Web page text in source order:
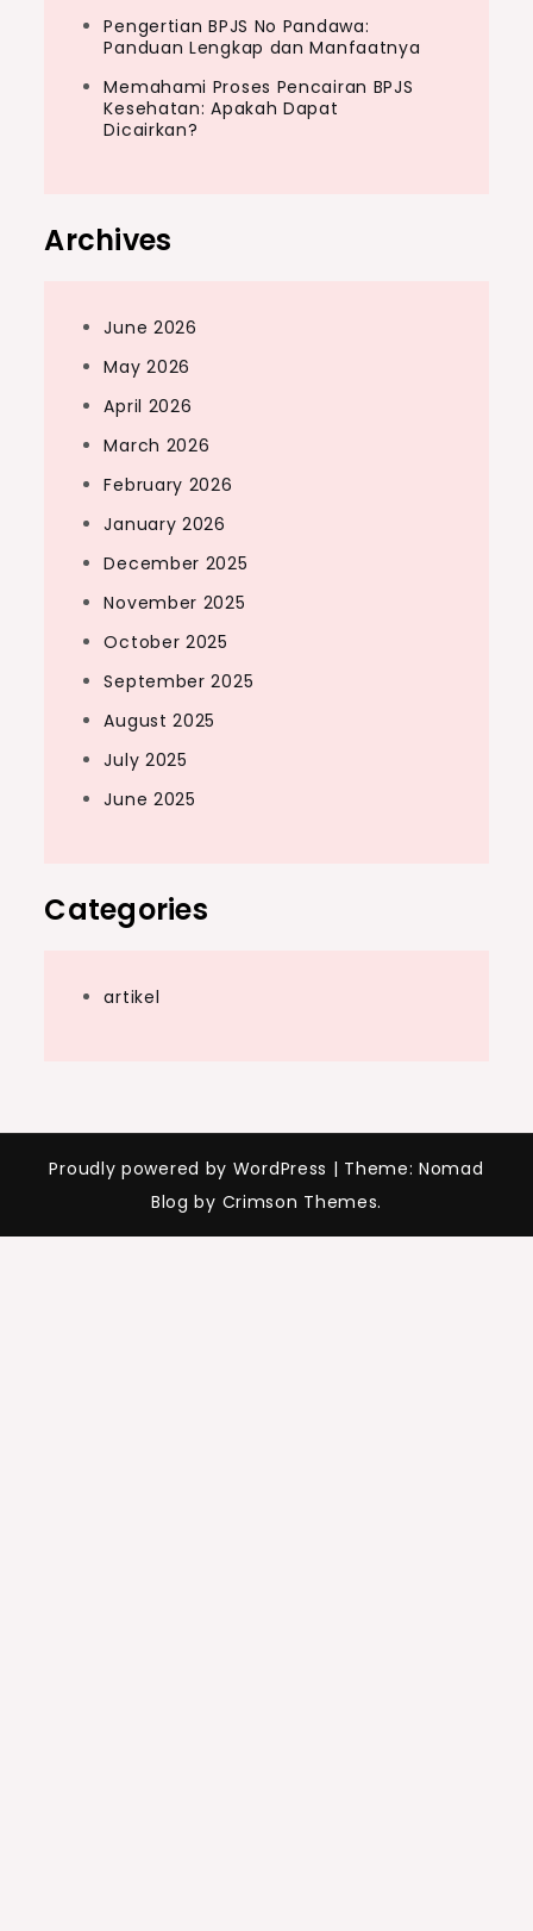
Pengertian BPJS No Pandawa:
Panduan Lengkap dan Manfaatnya
Memahami Proses Pencairan BPJS
Kesehatan: Apakah Dapat
Dicairkan?
Archives
June 2026
May 2026
April 2026
March 2026
February 2026
January 2026
December 2025
November 2025
October 2025
September 2025
August 2025
July 2025
June 2025
Categories
artikel
Proudly powered by WordPress | Theme: Nomad
Blog by Crimson Themes.